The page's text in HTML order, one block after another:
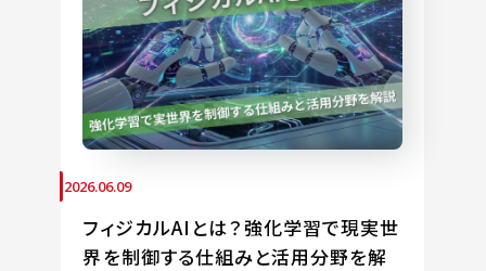
2026.06.09
フィジカルAIとは？強化学習で現実世
界を制御する仕組みと活用分野を解